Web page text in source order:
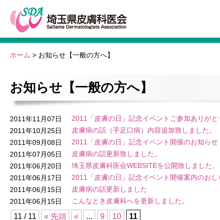
ホーム > お知らせ【一般の方へ】
お知らせ【一般の方へ】
2011年11月07日
2011「皮膚の日」記念イベントご参加ありが
2011年10月25日
皮膚病の話（手足口病）内容追加致しました。
2011年09月08日
2011「皮膚の日」記念イベント開催のお知らせ
2011年07月05日
皮膚病の話更新致しました。
2011年06月20日
埼玉県皮膚科医会WEBSITEを公開致しました。
2011年06月17日
2011「皮膚の日」記念イベント開催案内のおし
2011年06月15日
皮膚病の話更新しました
2011年06月15日
こんなとき皮膚科へを更新しました。
11 / 11 « 先頭 « ... 9 10 11